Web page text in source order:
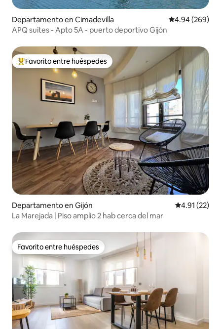
Departamento en Cimadevilla Calificación
4.94 (269)
APQ suites - Apto 5A - puerto deportivo Gijón
De los mejores en Favorito entre huéspedes
Favorito entre huéspedes
Departamento en Gijón Calificación
4.91 (22)
La Marejada | Piso amplio 2 hab cerca del mar
Favorito entre huéspedes
Favorito entre huéspedes